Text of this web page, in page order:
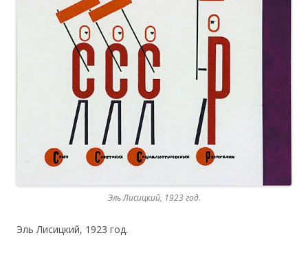
Эль Лисицкий, 1923 год.
Эль Лисицкий, 1923 год.